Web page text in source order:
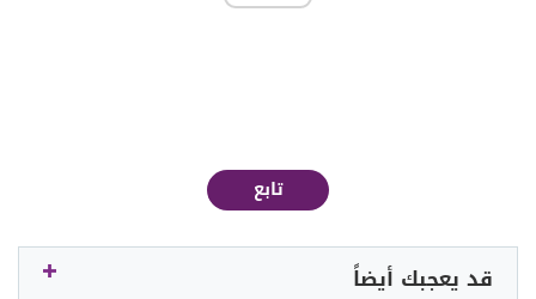
تابع
قد يعجبك أيضاً